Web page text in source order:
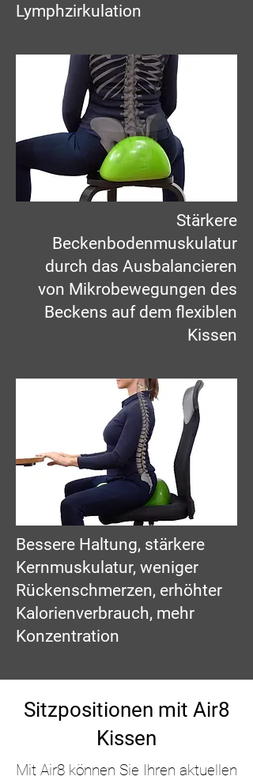
Lymphzirkulation
Stärkere
Beckenbodenmuskulatur
durch das Ausbalancieren
von Mikrobewegungen des
Beckens auf dem flexiblen
Kissen
Bessere Haltung, stärkere
Kernmuskulatur, weniger
Rückenschmerzen, erhöhter
Kalorienverbrauch, mehr
Konzentration
Sitzpositionen mit Air8
Kissen
Mit Air8 können Sie Ihren aktuellen